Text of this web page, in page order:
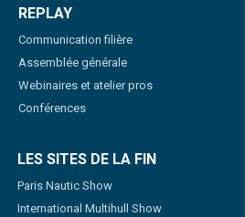
REPLAY
Communication filière
Assemblée générale
Webinaires et atelier pros
Conférences
LES SITES DE LA FIN
Paris Nautic Show
International Multihull Show